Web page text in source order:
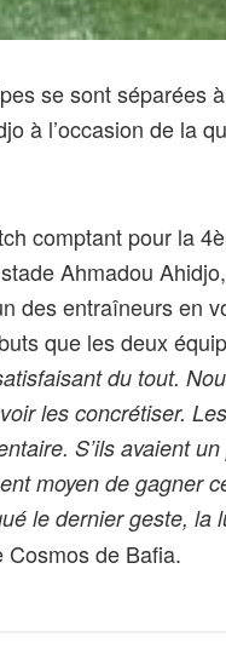
se sont séparées
à l’occasion de la
comptant pour la
Ahmadou
des entraîneurs en
que les deux
du tout.
les concrétiser.
S’ils avaient
moyen de gagner
le dernier geste, la
Cosmos de Bafia.